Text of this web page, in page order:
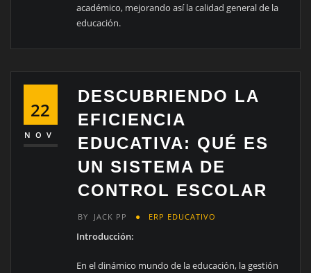
académico, mejorando así la calidad general de la
educación.
22
NOV
DESCUBRIENDO LA
EFICIENCIA
EDUCATIVA: QUÉ ES
UN SISTEMA DE
CONTROL ESCOLAR
BY JACK PP ERP EDUCATIVO
Introducción:
En el dinámico mundo de la educación, la gestión